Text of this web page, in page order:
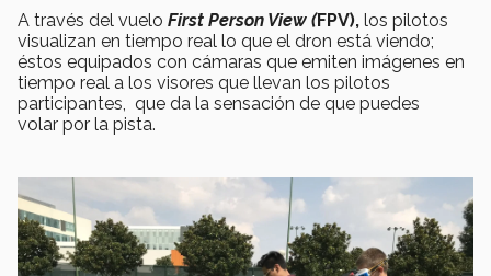
A través del vuelo First Person View (FPV), los pilotos
visualizan en tiempo real lo que el dron está viendo;
éstos equipados con cámaras que emiten imágenes en
tiempo real a los visores que llevan los pilotos
participantes, que da la sensación de que puedes
volar por la pista.